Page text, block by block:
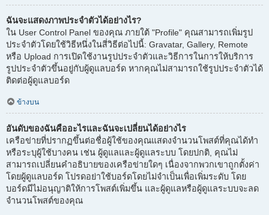
ฉันจะแสดงภาพประจำตัวได้อย่างไร?
ใน User Control Panel ของคุณ ภายใต้ "Profile" คุณสามารถเพิ่มรูป
ประจำตัวโดยใช้วิธีหนึ่งในสี่วิธีต่อไปนี้: Gravatar, Gallery, Remote
หรือ Upload การเปิดใช้งานรูปประจำตัวและวิธีการในการให้บริการ
รูปประจำตัวขึ้นอยู่กับผู้ดูแลบอร์ด หากคุณไม่สามารถใช้รูปประจำตัวได้
ติดต่อผู้ดูแลบอร์ด
ข้างบน
อันดับของฉันคืออะไรและฉันจะเปลี่ยนได้อย่างไร
เครือข่ายที่ปรากฏขึ้นต่อชื่อผู้ใช้ของคุณแสดงจำนวนโพสต์ที่คุณได้ทำ
หรือระบุผู้ใช้บางคน เช่น ผู้ดูแลและผู้ดูแลระบบ โดยปกติ, คุณไม่
สามารถเปลี่ยนคำอธิบายของเครือข่ายใดๆ เนื่องจากพวกเขาถูกตั้งค่า
โดยผู้ดูแลบอร์ด โปรดอย่าใช้บอร์ดโดยไม่จำเป็นเพื่อเพิ่มระดับ โดย
บอร์ดมีไม่อนุญาติให้การโพสต์เพิ่มขึ้น และผู้ดูแลหรือผู้ดูแลระบบจะลด
จำนวนโพสต์ของคุณ